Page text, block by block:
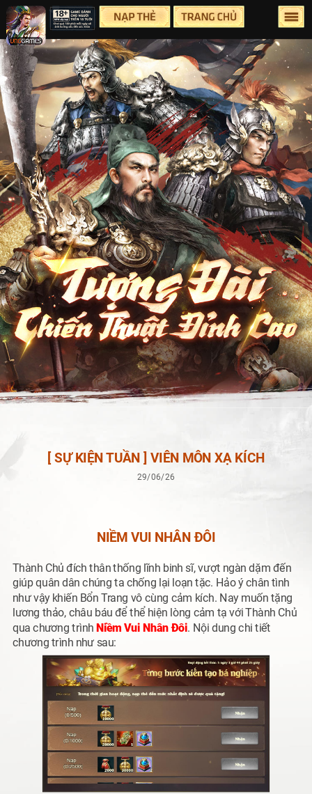
[ SỰ KIỆN TUẦN ] VIÊN MÔN XẠ KÍCH
29/06/26
NIỀM VUI NHÂN ĐÔI
Thành Chủ đích thân thống lĩnh binh sĩ, vượt ngàn dặm đến
giúp quân dân chúng ta chống lại loạn tặc. Hảo ý chân tình
như vậy khiến Bổn Trang vô cùng cảm kích. Nay muốn tặng
lương thảo, châu báu để thể hiện lòng cảm tạ với Thành Chủ
qua chương trình Niềm Vui Nhân Đôi. Nội dung chi tiết
chương trình như sau:
Lên Đầu Trang
Trang chủ
Tin tức
Sự Kiện
Group
Facebook
Youtube
Hỗ Trợ
Điều Khoản